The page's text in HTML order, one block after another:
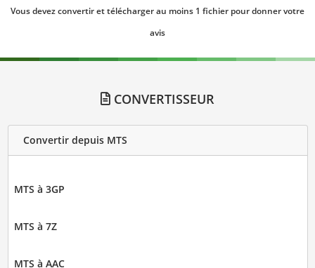
Vous devez convertir et télécharger au moins 1 fichier pour donner votre
avis
CONVERTISSEUR
Convertir depuis MTS
MTS à 3GP
MTS à 7Z
MTS à AAC